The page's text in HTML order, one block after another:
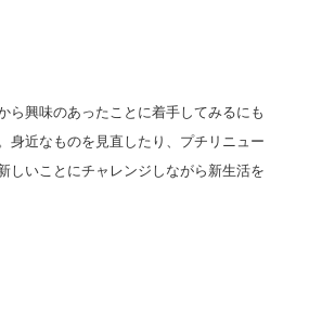
ら興味のあったことに着手してみるにも
身近なものを見直したり、プチリニュー
しいことにチャレンジしながら新生活を